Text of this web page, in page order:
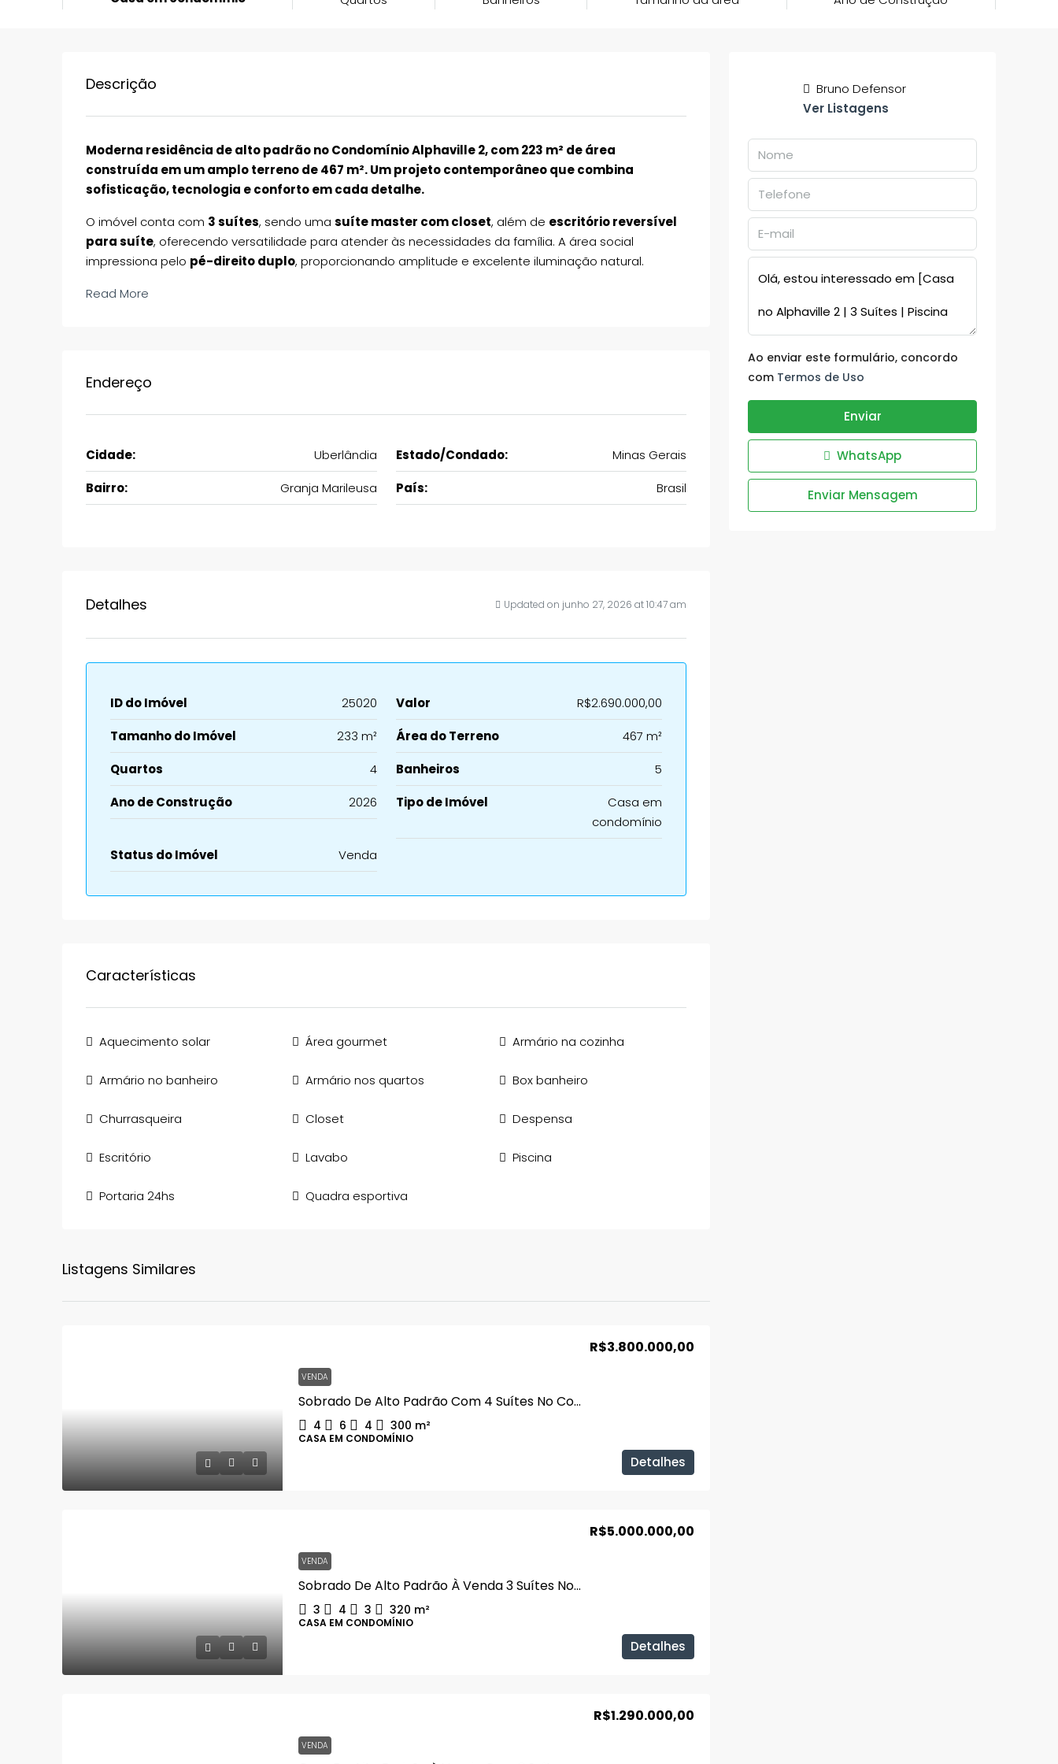
Descrição
Moderna residência de alto padrão no Condomínio Alphaville 2, com 223 m² de área
construída em um amplo terreno de 467 m². Um projeto contemporâneo que combina
sofisticação, tecnologia e conforto em cada detalhe.
O imóvel conta com 3 suítes, sendo uma suíte master com closet, além de escritório reversível
para suíte, oferecendo versatilidade para atender às necessidades da família. A área social
impressiona pelo pé-direito duplo, proporcionando amplitude e excelente iluminação natural.
Read More
Endereço
Cidade: Uberlândia Estado/Condado:
Minas Gerais
Bairro:
Granja Marileusa País: Brasil
Detalhes Updated on junho 27, 2026 at 10:47 am
ID do Imóvel 25020 Valor
R$2.690.000,00
Tamanho do Imóvel
233 m² Área do Terreno
467 m²
Quartos
4 Banheiros
5
Ano de Construção
2026 Tipo de Imóvel
Casa em
condomínio
Status do Imóvel
Venda
Características
Aquecimento solar Área gourmet Armário na cozinha
Armário no banheiro Armário nos quartos Box banheiro
Churrasqueira Closet Despensa
Escritório Lavabo Piscina
Portaria 24hs Quadra esportiva
Listagens Similares
VENDA
Sobrado De Alto Padrão Com 4 Suítes No Condomínio Jardins Roma
R$3.800.000,00
4 6 4 300 m²
CASA EM CONDOMÍNIO
Detalhes
VENDA
Sobrado De Alto Padrão À Venda 3 Suítes No Condomínio Jardim Versailles
R$5.000.000,00
3 4 3 320 m²
CASA EM CONDOMÍNIO
Detalhes
VENDA
R$1.290.000,00
Bruno Defensor
Ver Listagens
Ao enviar este formulário, concordo
com Termos de Uso
Enviar
WhatsApp
Enviar Mensagem